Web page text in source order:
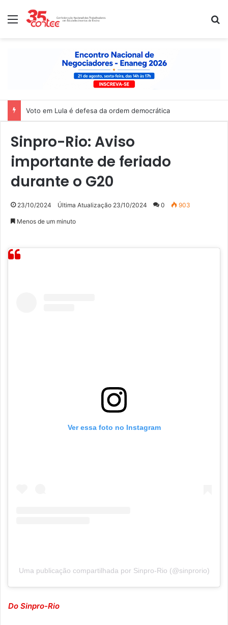
Menu
Voto em Lula é defesa da ordem democrática
Sinpro-Rio: Aviso
importante de feriado
durante o G20
23/10/2024 Última Atualização 23/10/2024 0 903
Menos de um minuto
Ver essa foto no Instagram
Uma publicação compartilhada por Sinpro-Rio (@sinprorio)
Do Sinpro-Rio